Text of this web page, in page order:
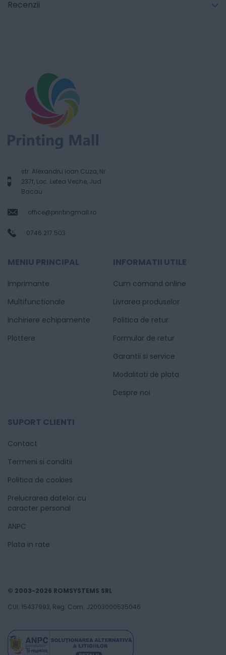
Recenzii
str. Alexandru Ioan Cuza, Nr.
237f, Loc. Letea Veche, Jud.
Bacau
office@printingmall.ro
0746.217.503
MENIU PRINCIPAL
Imprimante
Multifunctionale
Inchiriere echipamente
Plottere
INFORMATII UTILE
Cum comand online
Livrarea produselor
Politica de retur
Formular de retur
Garantii si service
Modalitati de plata
Despre noi
SUPORT CLIENTI
Contact
Termeni si conditii
Politica de cookies
Prelucrarea datelor cu
caracter personal
ANPC
Plata in rate
© 2003-2026 ROMSYSTEMS SRL
CUI: 15437993, Reg. Com. J2003000535046